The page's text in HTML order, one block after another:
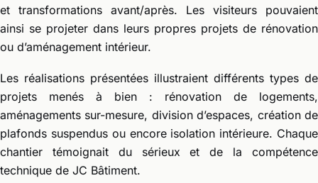
et transformations avant/après. Les visiteurs pouvaient
ainsi se projeter dans leurs propres projets de rénovation
ou d’aménagement intérieur.
Les réalisations présentées illustraient différents types de
projets menés à bien : rénovation de logements,
aménagements sur-mesure, division d’espaces, création de
plafonds suspendus ou encore isolation intérieure. Chaque
chantier témoignait du sérieux et de la compétence
technique de JC Bâtiment.